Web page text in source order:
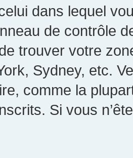
dans lequel
de contrôle
trouver votre
Sydney, etc.
comme la
Si vous